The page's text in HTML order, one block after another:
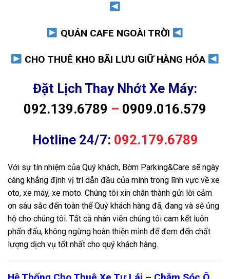
QUÁN CAFE NGOÀI TRỜI
CHO THUÊ KHO BÃI LƯU GIỮ HÀNG HÓA
Đặt Lịch Thay Nhớt Xe Máy:
092.139.6789 – 0909.016.579
Hotline 24/7: 092.179.6789
Với sự tín nhiệm của Quý khách, Bờm Parking&Care sẽ ngày
càng khẳng định vị trí dẫn đầu của mình trong lĩnh vực về xe
oto, xe máy, xe moto. Chúng tôi xin chân thành gửi lời cảm
ơn sâu sắc đến toàn thể Quý khách hàng đã, đang và sẽ ủng
hộ cho chúng tôi. Tất cả nhân viên chúng tôi cam kết luôn
phấn đấu, không ngừng hoàn thiện mình để đem đến chất
lượng dịch vụ tốt nhất cho quý khách hàng.